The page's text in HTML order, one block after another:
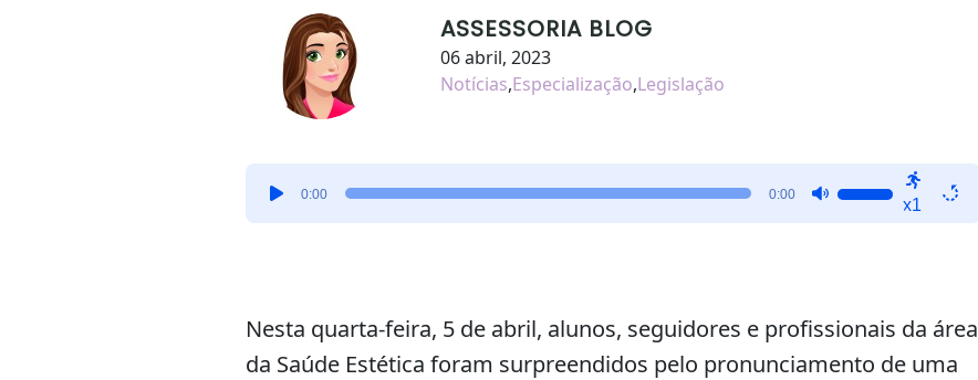
ASSESSORIA BLOG
06 abril, 2023
Notícias,Especialização,Legislação
0:00 0:00
para
baixo
x1
Nesta quarta-feira, 5 de abril, alunos, seguidores e profissionais da área
da Saúde Estética foram surpreendidos pelo pronunciamento de uma